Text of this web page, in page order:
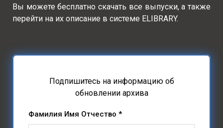
Вы можете бесплатно скачать все выпуски, а также
перейти на их описание в системе ELIBRARY.
Подпишитесь на информацию об
обновлении архива
Фамилия Имя Отчество *